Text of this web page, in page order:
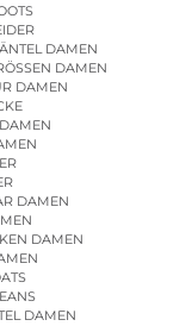
DAMEN
DAMEN
DAMEN
DAMEN
DAMEN
DAMEN